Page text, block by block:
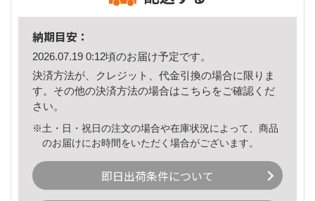
納期目安：
2026.07.19 0:12頃のお届け予定です。
決済方法が、クレジット、代金引換の場合に限りま
す。その他の決済方法の場合はこちら をご確認くだ
さい。
※土・日・祝日の注文の場合や在庫状況によって、商品
のお届けにお時間をいただく場合がございます。
即日出荷条件について